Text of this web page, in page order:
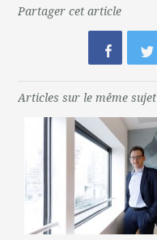
Partager cet article
Articles sur le même sujet